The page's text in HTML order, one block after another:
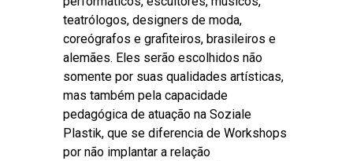
teatrólogos, designers de moda,
coreógrafos e grafiteiros, brasileiros e
alemães. Eles serão escolhidos não
somente por suas qualidades artísticas,
mas também pela capacidade
pedagógica de atuação na Soziale
Plastik, que se diferencia de Workshops
por não implantar a relação